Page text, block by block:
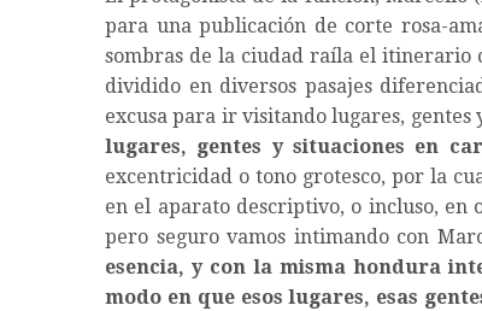
para una publicación de corte rosa-
sombras de la ciudad raíla el itinerario
dividido en diversos pasajes
excusa para ir visitando lugares, gentes
lugares, gentes y situaciones en
excentricidad o tono grotesco, por la
en el aparato descriptivo, o incluso, en
pero seguro vamos intimando con
esencia, y con la misma hondura
modo en que esos lugares, esas